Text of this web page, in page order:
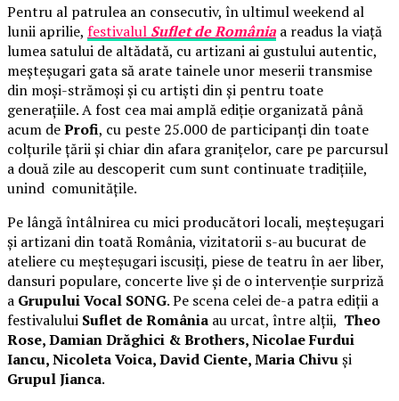
Pentru al patrulea an consecutiv, în ultimul weekend al
lunii aprilie, festivalul Suflet de România a readus la viață
lumea satului de altădată, cu artizani ai gustului autentic,
meșteșugari gata să arate tainele unor meserii transmise
din moși-strămoși și cu artiști din și pentru toate
generațiile. A fost cea mai amplă ediție organizată până
acum deProfi, cu peste 25.000 de participanți din toate
colțurile țării și chiar din afara granițelor, care pe parcursul
a două zile au descoperit cum sunt continuate tradițiile,
unind comunitățile.
Pe lângă întâlnirea cu mici producători locali, meșteșugari
și artizani din toată România, vizitatorii s-au bucurat de
ateliere cu meșteșugari iscusiți, piese de teatru în aer liber,
dansuri populare, concerte live și de o intervenție surpriză
a Grupului Vocal SONG. Pe scena celei de-a patra ediții a
festivalului Suflet de România au urcat, între alții, Theo
Rose, Damian Drăghici & Brothers, Nicolae Furdui
Iancu, Nicoleta Voica, David Ciente, Maria Chivuși
Grupul Jianca.